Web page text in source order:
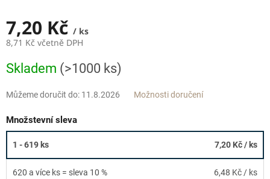
7,20 Kč / ks
8,71 Kč včetně DPH
cena:
Skladem (>1000 ks)
Můžeme doručit do: 11.8.2026 Možnosti doručení
Množstevní sleva
1 - 619 ks 7,20 Kč/ ks
620 a více ks = sleva 10 % 6,48 Kč / ks